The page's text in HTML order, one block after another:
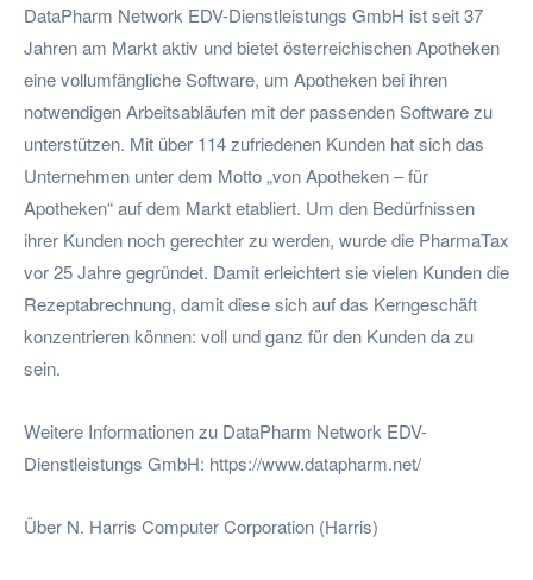
DataPharm Network EDV-Dienstleistungs GmbH ist seit 37
Jahren am Markt aktiv und bietet österreichischen Apotheken
eine vollumfängliche Software, um Apotheken bei ihren
notwendigen Arbeitsabläufen mit der passenden Software zu
unterstützen. Mit über 114 zufriedenen Kunden hat sich das
Unternehmen unter dem Motto „von Apotheken – für
Apotheken“ auf dem Markt etabliert. Um den Bedürfnissen
ihrer Kunden noch gerechter zu werden, wurde die PharmaTax
vor 25 Jahre gegründet. Damit erleichtert sie vielen Kunden die
Rezeptabrechnung, damit diese sich auf das Kerngeschäft
konzentrieren können: voll und ganz für den Kunden da zu
sein.
Weitere Informationen zu DataPharm Network EDV-
Dienstleistungs GmbH: https://www.datapharm.net/
Über N. Harris Computer Corporation (Harris)